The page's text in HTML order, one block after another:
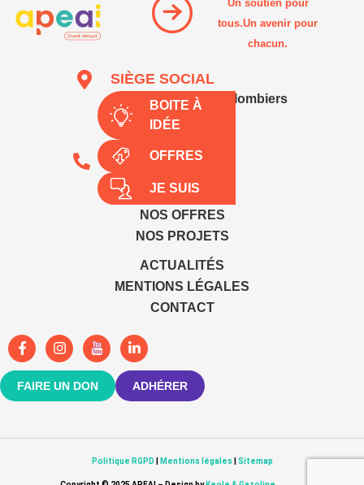
BOITE À
IDÉE
OFFRES
JE SUIS
Un soutien pour
tous.Un avenir pour
chacun.
SIÈGE SOCIAL
1111 Traverse de Colombiers
34500 Béziers
+33 4 67 49 89 50
LES SITES
NOS OFFRES
NOS PROJETS
ACTUALITÉS
MENTIONS LÉGALES
CONTACT
FAIRE UN DON ADHÉRER
Politique RGPD Mentions légales Sitemap